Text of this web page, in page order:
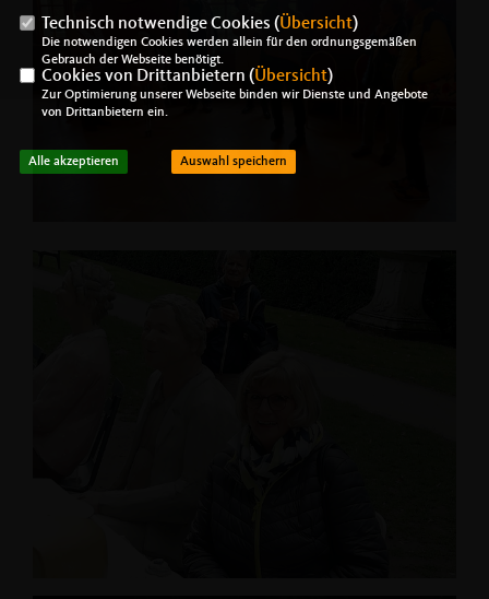
Technisch notwendige Cookies (Übersicht)
Die notwendigen Cookies werden allein für den ordnungsgemäßen
Gebrauch der Webseite benötigt.
Cookies von Drittanbietern (Übersicht)
Zur Optimierung unserer Webseite binden wir Dienste und Angebote
von Drittanbietern ein.
Alle akzeptieren Auswahl speichern